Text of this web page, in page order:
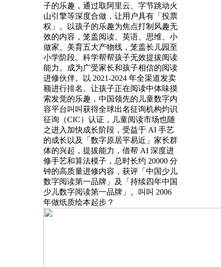
子的乐趣，通过取阿里云、字节跳动火
山引擎等深度合做，让用户具有「投票
权」。以孩子的乐趣为焦点打制风趣无
效的内容，笼盖阅读、英语、思维、小
做家、美育五大产物线，笼盖长儿园至
小学阶段。科学帮帮孩子无效提拔阅读
能力。成为广受家长和孩子相信的阅读
进修伙伴。以 2021-2024 年全渠道发卖
额进行排名。让孩子正在阅读中体味摸
索发觉的乐趣，中国领先的儿童数字内
容平台叫叫获得全球出名征询机构灼识
征询（CIC）认证，儿童阅读市场也随
之进入加快成长阶段，受益于 AI 手艺
的成长以及「数字原居平易近」家长群
体的兴起，提拔能力，借帮 AI 深度进
修手艺和算法模子，总时长约 20000 分
钟的高质量进修内容，获评「中国少儿
数字阅读第一品牌」及「持续四年中国
少儿数字阅读第一品牌」。叫叫 2006
年做纸质绘本起步？